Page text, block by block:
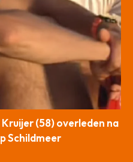
(58) overleden na
Schildmeer